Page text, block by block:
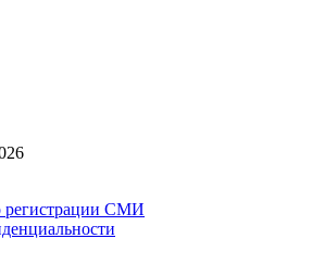
регистрации СМИ